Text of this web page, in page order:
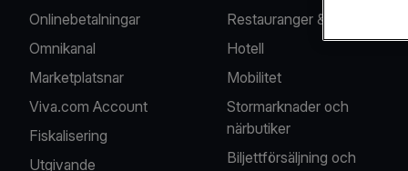
Onlinebetalningar
Omnikanal
Marketplatsnar
Viva.com Account
Fiskalisering
Utgivande
Restauranger & Caféer
Hotell
Mobilitet
Stormarknader och
närbutiker
Biljettförsäljning och